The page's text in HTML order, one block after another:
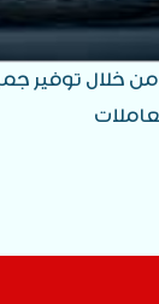
خلال توفير